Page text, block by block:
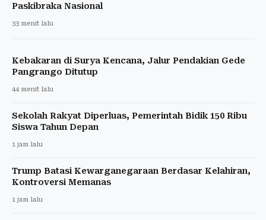
Paskibraka Nasional
33 menit lalu
Kebakaran di Surya Kencana, Jalur Pendakian Gede
Pangrango Ditutup
44 menit lalu
Sekolah Rakyat Diperluas, Pemerintah Bidik 150 Ribu
Siswa Tahun Depan
1 jam lalu
Trump Batasi Kewarganegaraan Berdasar Kelahiran,
Kontroversi Memanas
1 jam lalu